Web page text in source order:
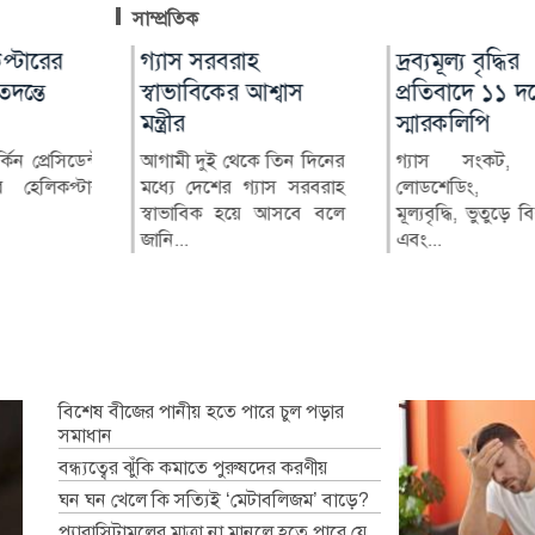
সাম্প্রতিক
প্রেসিডেন্ট
হেলিকপ্টার
ভারতীয় তরুণীর
অভিযোগে জামালপুরে
যুবক গ্রেপ্তার
ভারতীয় এক তরুণীর সঙ্গে
অনলাইনে প্রেমের সম্পর্ক গড়ে
তার ব্যক্তিগত ছবি ও ভিডিও...
নাইজেরিয়ায়
৩০৮ অপহৃত
উদ্ধার
নাইজেরিয়ায়
বড় ধরনের
৩০৮ জন
কর...
দূষণের
থেকে
গ্যাস সরবরাহ
স্বাভাবিকের আশ্বাস
মন্ত্রীর
আগামী দুই থেকে তিন দিনের
মধ্যে দেশের গ্যাস সরবরাহ
স্বাভাবিক হয়ে আসবে বলে
জানি...
দ্রব্যমূল্য বৃদ্ধির
প্রতিবাদে ১১
স্মারকলিপি
গ্যাস সংকট,
লোডশেডিং,
মূল্যবৃদ্ধি, ভুতুড়ে
এবং...
বিশেষ বীজের পানীয় হতে পারে চুল পড়ার
সমাধান
বন্ধ্যত্বের ঝুঁকি কমাতে পুরুষদের করণীয়
ঘন ঘন খেলে কি সত্যিই ‘মেটাবলিজম’ বাড়ে?